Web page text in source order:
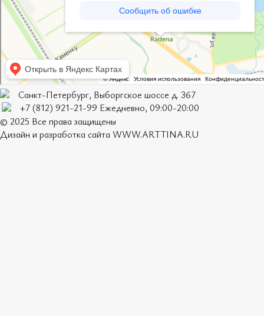
Санкт-Петербург, Выборгское шоссе д. 367
+7 (812) 921-21-99 Ежедневно, 09:00-20:00
© 2025 Все права защищены
Дизайн и разработка сайта WWW.ARTTINA.RU